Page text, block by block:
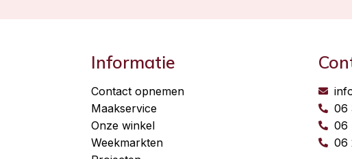
Informatie
Contact opnemen
Maakservice
Onze winkel
Weekmarkten
06
06
06